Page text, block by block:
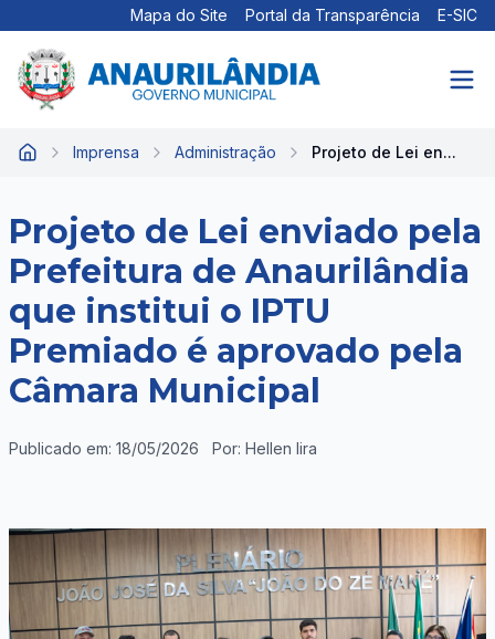
Mapa do Site Portal da Transparência E-SIC
Início Imprensa Administração Projeto de Lei en...
Projeto de Lei enviado pela
Prefeitura de Anaurilândia
que institui o IPTU
Premiado é aprovado pela
Câmara Municipal
Publicado em: 18/05/2026 Por: Hellen lira